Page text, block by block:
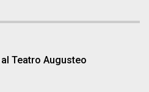
Teatro Augusteo